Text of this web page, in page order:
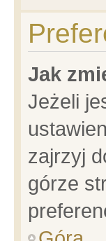
Jak
Jeżeli
zajrzyj
górze